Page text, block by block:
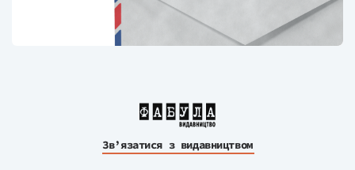
Зв’язатися з видавництвом